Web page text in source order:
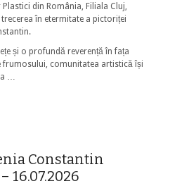
din România, Filiala Cluj,
în etermitate a pictoriței
și o profundă reverență în fața
frumosului, comunitatea artistică își
…
Constantin
16.07.2026